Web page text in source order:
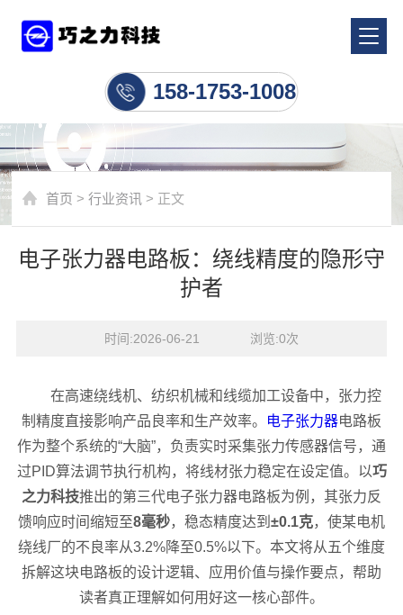
158-1753-1008
首页 >行业资讯 > 正文
电子张力器电路板：绕线精度的隐形守
护者
时间:2026-06-21    浏览:0次
在高速绕线机、纺织机械和线缆加工设备中，张力控
制精度直接影响产品良率和生产效率。
电子张力器电路板
作为整个系统的“大脑”，负责实时采集张力传感器信号，通
过PID算法调节执行机构，将线材张力稳定在设定值。以巧
之力科技推出的第三代电子张力器电路板为例，其张力反
馈响应时间缩短至8毫秒，稳态精度达到 ±0.1克，使某电机
绕线厂的不良率从3.2%降至0.5%以下。本文将从五个维度
拆解这块电路板的设计逻辑、应用价值与操作要点，帮助
读者真正理解如何用好这一核心部件。